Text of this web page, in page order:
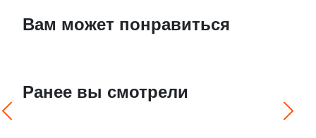
Вам может понравиться
Ранее вы смотрели